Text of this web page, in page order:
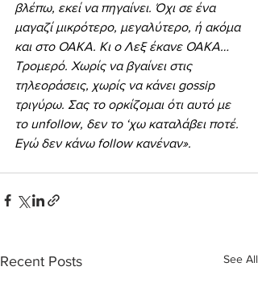
βλέπω, εκεί να πηγαίνει. Όχι σε ένα
μαγαζί μικρότερο, μεγαλύτερο, ή ακόμα
και στο ΟΑΚΑ. Κι ο Λεξ έκανε ΟΑΚΑ…
Τρομερό. Χωρίς να βγαίνει στις
τηλεοράσεις, χωρίς να κάνει gossip
τριγύρω. Σας το ορκίζομαι ότι αυτό με
το unfollow, δεν το ‘χω καταλάβει ποτέ.
Εγώ δεν κάνω follow κανέναν».
Recent Posts See All